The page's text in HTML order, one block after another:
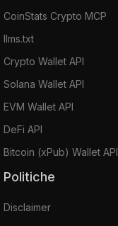
CoinStats Crypto MCP
llms.txt
Crypto Wallet API
Solana Wallet API
EVM Wallet API
DeFi API
Bitcoin (xPub) Wallet API
Politiche
Disclaimer